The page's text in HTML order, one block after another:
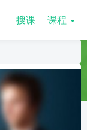
搜课 课程